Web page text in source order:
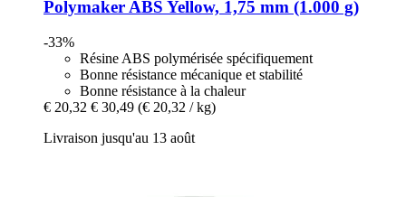
PolymakerABS Yellow, 1,75 mm (1.000 g)
-33%
Résine ABS polymérisée spécifiquement
Bonne résistance mécanique et stabilité
Bonne résistance à la chaleur
€ 20,32 € 30,49 (€ 20,32 / kg)
Livraison jusqu'au 13 août